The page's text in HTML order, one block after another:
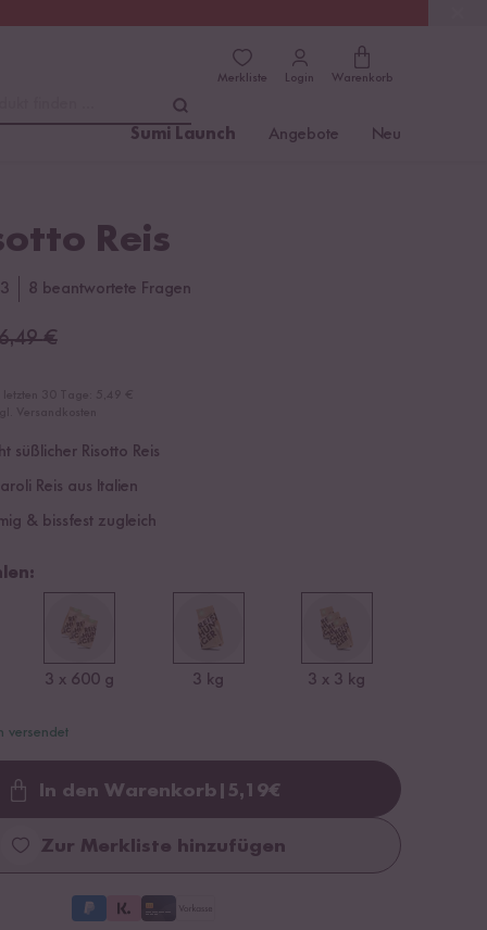
Merkliste Login Warenkorb
Sumi Launch Angebote Neu
Reis
8 beantwortete Fragen
€
süßlicher Risotto Reis
Reis aus Italien
& bissfest zugleich
3 x 600 g 3 kg 3 x 3 kg
versendet
Loading...
In den Warenkorb 5,19€
Zur Merkliste hinzufügen